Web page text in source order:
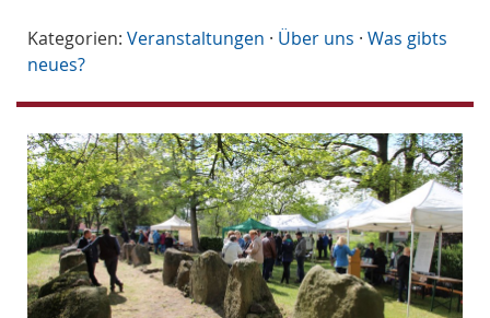
Kategorien: Veranstaltungen · Über uns · Was gibts
neues?